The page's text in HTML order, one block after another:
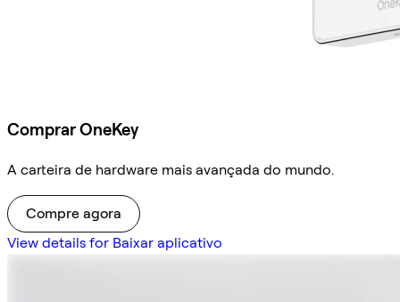
Comprar OneKey
A carteira de hardware mais avançada do mundo.
Compre agora
View details for Baixar aplicativo